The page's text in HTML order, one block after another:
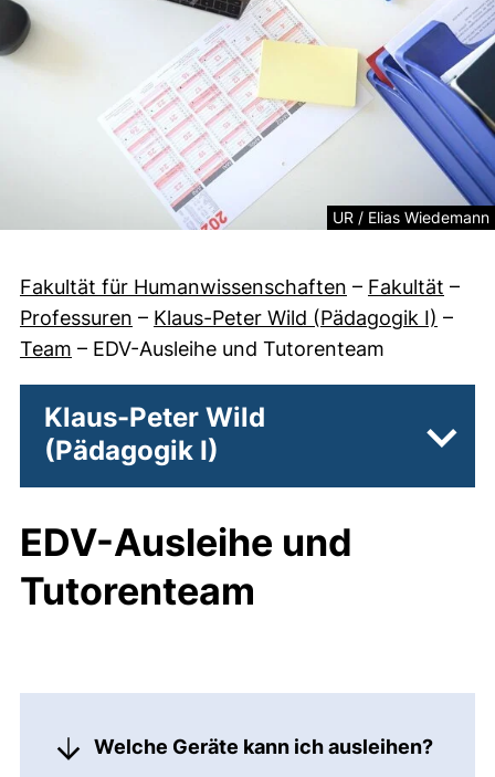
Rechtliche
UR / Elias Wiedemann
Fakultät für Humanwissenschaften – Fakultät –
Professuren – Klaus-Peter Wild (Pädagogik I) –
Team – EDV-Ausleihe und Tutorenteam
Klaus-Peter Wild
(Pädagogik I)
EDV-Ausleihe und
Tutorenteam
Welche Geräte kann ich ausleihen?